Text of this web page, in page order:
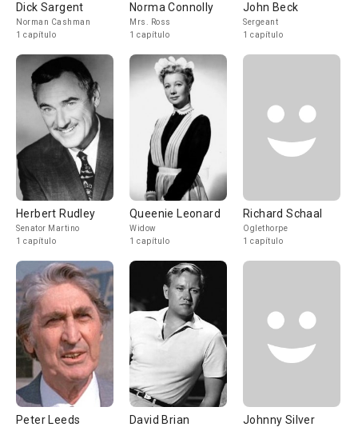
Dick Sargent
Norman Cashman
1 capítulo
Norma Connolly
Mrs. Ross
1 capítulo
John Beck
Sergeant
1 capítulo
Herbert Rudley
Senator Martino
1 capítulo
Queenie Leonard
Widow
1 capítulo
Richard Schaal
Oglethorpe
1 capítulo
Peter Leeds David Brian Johnny Silver